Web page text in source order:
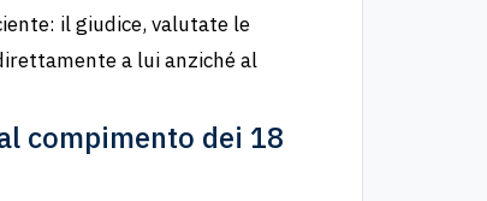
il giudice, valutate le
a lui anziché al
compimento dei 18